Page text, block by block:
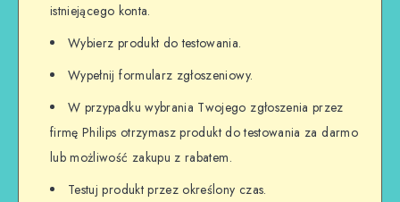
istniejącego konta.
Wybierz produkt do testowania.
Wypełnij formularz zgłoszeniowy.
W przypadku wybrania Twojego zgłoszenia przez
firmę Philips otrzymasz produkt do testowania za darmo
lub możliwość zakupu z rabatem.
Testuj produkt przez określony czas.